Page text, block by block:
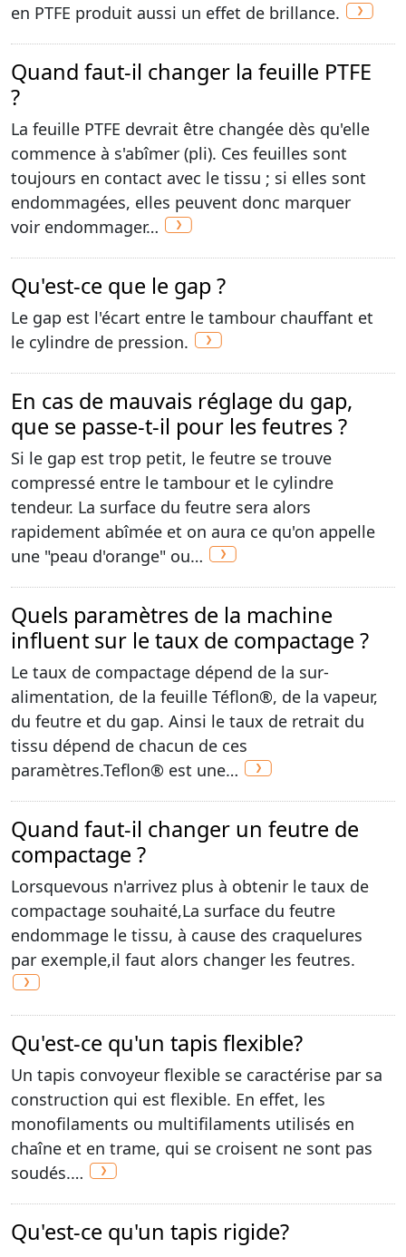
en PTFE produit aussi un effet de brillance.
Quand faut-il changer la feuille PTFE
?
La feuille PTFE devrait être changée dès qu'elle
commence à s'abîmer (pli). Ces feuilles sont
toujours en contact avec le tissu ; si elles sont
endommagées, elles peuvent donc marquer
voir endommager…
Qu'est-ce que le gap ?
Le gap est l'écart entre le tambour chauffant et
le cylindre de pression.
En cas de mauvais réglage du gap,
que se passe-t-il pour les feutres ?
Si le gap est trop petit, le feutre se trouve
compressé entre le tambour et le cylindre
tendeur. La surface du feutre sera alors
rapidement abîmée et on aura ce qu'on appelle
une "peau d'orange" ou…
Quels paramètres de la machine
influent sur le taux de compactage ?
Le taux de compactage dépend de la sur-
alimentation, de la feuille Téflon®, de la vapeur,
du feutre et du gap. Ainsi le taux de retrait du
tissu dépend de chacun de ces
paramètres.Teflon® est une…
Quand faut-il changer un feutre de
compactage ?
Lorsquevous n'arrivez plus à obtenir le taux de
compactage souhaité,La surface du feutre
endommage le tissu, à cause des craquelures
par exemple,il faut alors changer les feutres.
Qu'est-ce qu'un tapis flexible?
Un tapis convoyeur flexible se caractérise par sa
construction qui est flexible. En effet, les
monofilaments ou multifilaments utilisés en
chaîne et en trame, qui se croisent ne sont pas
soudés.…
Qu'est-ce qu'un tapis rigide?